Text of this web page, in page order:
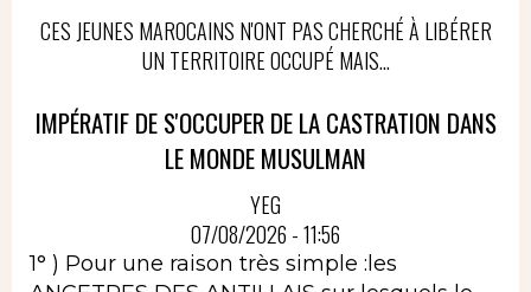
CES JEUNES MAROCAINS N'ONT PAS CHERCHÉ À LIBÉRER
UN TERRITOIRE OCCUPÉ MAIS...
IMPÉRATIF DE S'OCCUPER DE LA CASTRATION DANS
LE MONDE MUSULMAN
YEG
07/08/2026 - 11:56
1° ) Pour une raison très simple :les